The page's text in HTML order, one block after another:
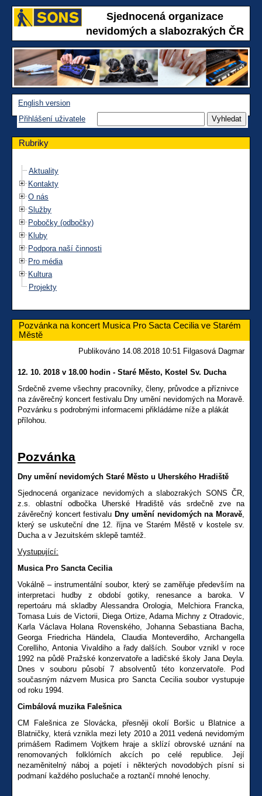
Sjednocená organizace
nevidomých a slabozrakých ČR
English version
Přihlášení uživatele
Rubriky
Aktuality
Kontakty
O nás
Služby
Pobočky (odbočky)
Kluby
Podpora naší činnosti
Pro média
Kultura
Projekty
Pozvánka na koncert Musica Pro Sacta Cecilia ve Starém
Městě
Publikováno 14.08.2018 10:51 Filgasová Dagmar
12. 10. 2018 v 18.00 hodin - Staré Město, Kostel Sv. Ducha
Srdečně zveme všechny pracovníky, členy, průvodce a příznivce
na závěrečný koncert festivalu Dny umění nevidomých na Moravě.
Pozvánku s podrobnými informacemi přikládáme níže a plákát
přílohou.
Pozvánka
Dny umění nevidomých Staré Město u Uherského Hradiště
Sjednocená organizace nevidomých a slabozrakých SONS ČR,
z.s. oblastní odbočka Uherské Hradiště vás srdečně zve na
závěrečný koncert festivalu Dny umění nevidomých na Moravě,
který se uskuteční dne 12. října ve Starém Městě v kostele sv.
Ducha a v Jezuitském sklepě tamtéž.
Vystupující:
Musica Pro Sancta Cecilia
Vokálně – instrumentální soubor, který se zaměřuje především na
interpretaci hudby z období gotiky, renesance a baroka. V
repertoáru má skladby Alessandra Orologia, Melchiora Francka,
Tomasa Luis de Victorii, Diega Ortize, Adama Michny z Otradovic,
Karla Václava Holana Rovenského, Johanna Sebastiana Bacha,
Georga Friedricha Händela, Claudia Monteverdiho, Archangella
Corelliho, Antonia Vivaldiho a řady dalších. Soubor vznikl v roce
1992 na půdě Pražské konzervatoře a ladičské školy Jana Deyla.
Dnes v souboru působí 7 absolventů této konzervatoře. Pod
současným názvem Musica pro Sancta Cecilia soubor vystupuje
od roku 1994.
Cimbálová muzika Falešnica
CM Falešnica ze Slovácka, přesněji okolí Boršic u Blatnice a
Blatničky, která vznikla mezi lety 2010 a 2011 vedená nevidomým
primášem Radimem Vojtkem hraje a sklízí obrovské uznání na
renomovaných folklórních akcích po celé republice. Její
nezaměnitelný náboj a pojetí i některých novodobých písní si
podmaní každého posluchače a roztančí mnohé lenochy.